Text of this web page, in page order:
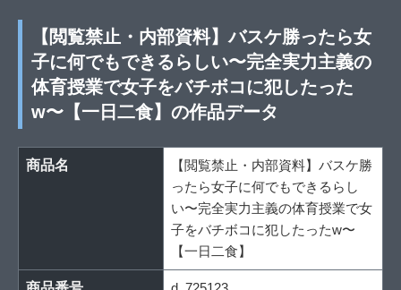
【閲覧禁止・内部資料】バスケ勝ったら女
子に何でもできるらしい〜完全実力主義の
体育授業で女子をバチボコに犯したった
w〜【一日二食】の作品データ
商品名
【閲覧禁止・内部資料】バスケ勝
ったら女子に何でもできるらし
い〜完全実力主義の体育授業で女
子をバチボコに犯したったw〜
【一日二食】